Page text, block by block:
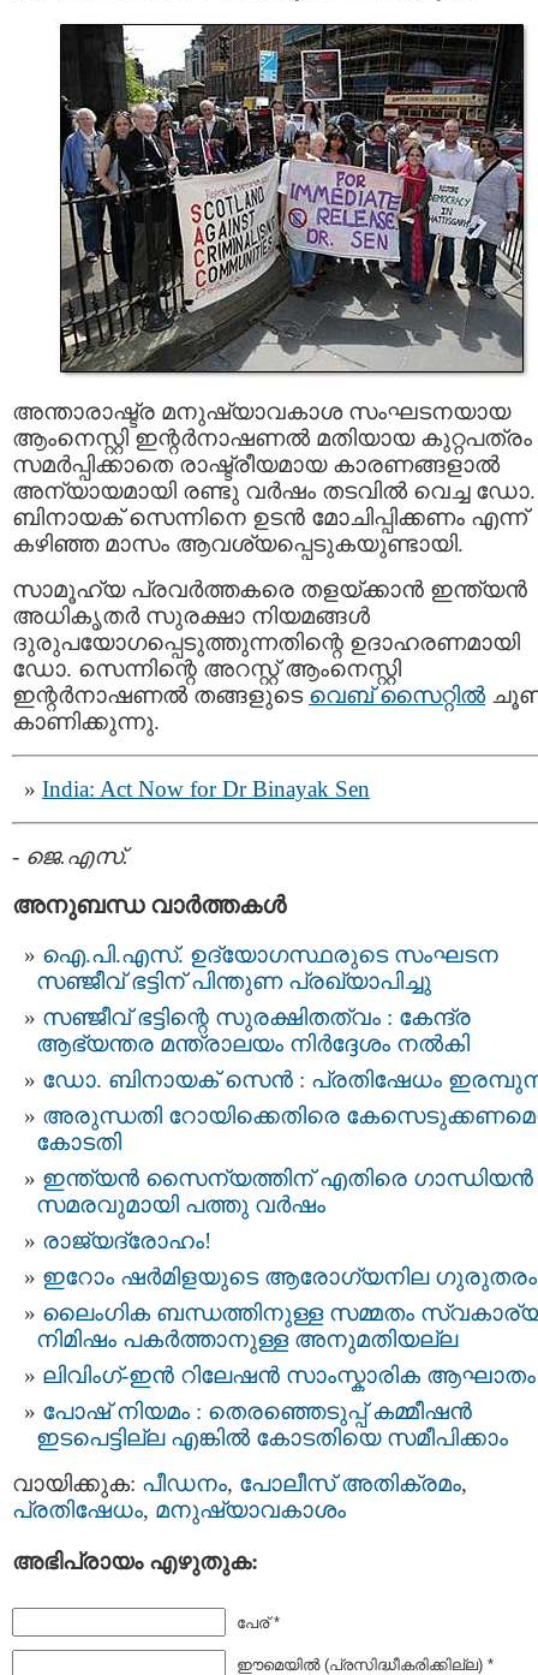
അന്താരാഷ്ട്ര മനുഷ്യാവകാശ സംഘടനയായ
ആംനെസ്റ്റി ഇന്റര്‍നാഷണല്‍ മതിയായ കുറ്റപത്രം
സമര്‍പ്പിക്കാതെ രാഷ്ട്രീയമായ കാരണങ്ങളാല്‍
അന്യായമായി രണ്ടു വര്‍ഷം തടവില്‍ വെച്ച ഡോ.
ബിനായക് സെന്നിനെ ഉടന്‍ മോചിപ്പിക്കണം എന്ന്
കഴിഞ്ഞ മാസം ആവശ്യപ്പെടുകയുണ്ടായി.
സാമൂഹ്യ പ്രവര്‍ത്തകരെ തളയ്ക്കാന്‍ ഇന്ത്യന്‍
അധികൃതര്‍ സുരക്ഷാ നിയമങ്ങള്‍
ദുരുപയോഗപ്പെടുത്തുന്നതിന്റെ ഉദാഹരണമായി
ഡോ. സെന്നിന്റെ അറസ്റ്റ് ആംനെസ്റ്റി
ഇന്റര്‍നാഷണല്‍ തങ്ങളുടെ വെബ് സൈറ്റില്‍
കാണിക്കുന്നു.
India: Act Now for Dr Binayak Sen
- ജെ.എസ്.
അനുബന്ധ വാര്‍ത്തകള്‍
ഐ.പി.എസ്. ഉദ്യോഗസ്ഥരുടെ സംഘടന
സഞ്ജീവ് ഭട്ടിന് പിന്തുണ പ്രഖ്യാപിച്ചു
സഞ്ജീവ് ഭട്ടിന്റെ സുരക്ഷിതത്വം : കേന്ദ്ര
ആഭ്യന്തര മന്ത്രാലയം നിര്‍ദ്ദേശം നല്‍കി
ഡോ. ബിനായക്‌ സെന്‍ : പ്രതിഷേധം
അരുന്ധതി റോയിക്കെതിരെ
കോടതി
ഇന്ത്യന്‍ സൈന്യത്തിന് എതിരെ ഗാന്ധിയന്‍
സമരവുമായി പത്തു വര്‍ഷം
രാജ്യദ്രോഹം!
ഇറോം ഷര്‍മിളയുടെ ആരോഗ്യനില ഗുരുതരം
ലൈംഗിക ബന്ധത്തിനുള്ള സമ്മതം
നിമിഷം പകർത്താനുള്ള അനുമതിയല്ല
ലിവിംഗ്-ഇൻ റിലേഷൻ സാംസ്കാരിക ആഘാതം
പോഷ് നിയമം : തെരഞ്ഞെടുപ്പ് കമ്മീഷൻ
ഇടപെട്ടില്ല എങ്കിൽ കോടതിയെ സമീപിക്കാം
വായിക്കുക: പീഡനം, പോലീസ്‌ അതിക്രമം,
പ്രതിഷേധം, മനുഷ്യാവകാശം
അഭിപ്രായം എഴുതുക:
പേര് *
ഈമെയില്‍ (പ്രസിദ്ധീകരിക്കില്ല) *